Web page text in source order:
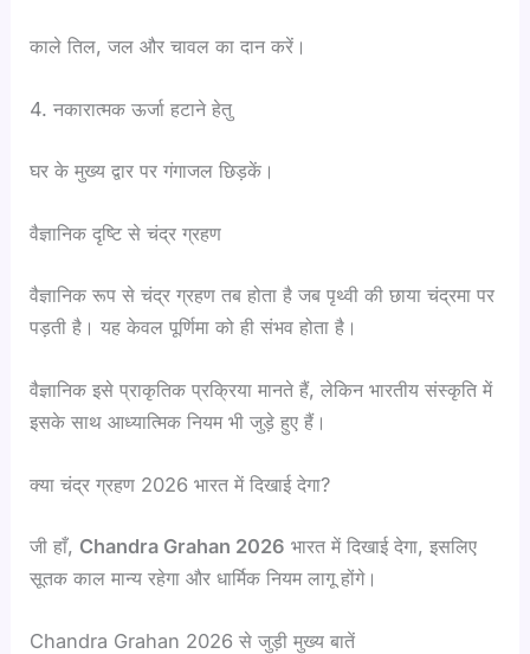
काले तिल, जल और चावल का दान करें।
4. नकारात्मक ऊर्जा हटाने हेतु
घर के मुख्य द्वार पर गंगाजल छिड़कें।
वैज्ञानिक दृष्टि से चंद्र ग्रहण
वैज्ञानिक रूप से चंद्र ग्रहण तब होता है जब पृथ्वी की छाया चंद्रमा पर
पड़ती है। यह केवल पूर्णिमा को ही संभव होता है।
वैज्ञानिक इसे प्राकृतिक प्रक्रिया मानते हैं, लेकिन भारतीय संस्कृति में
इसके साथ आध्यात्मिक नियम भी जुड़े हुए हैं।
क्या चंद्र ग्रहण 2026 भारत में दिखाई देगा?
जी हाँ, Chandra Grahan 2026 भारत में दिखाई देगा, इसलिए
सूतक काल मान्य रहेगा और धार्मिक नियम लागू होंगे।
Chandra Grahan 2026 से जुड़ी मुख्य बातें